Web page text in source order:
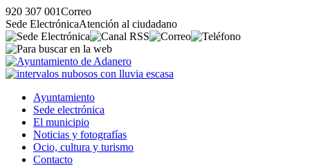
920 307 001Correo
Sede ElectrónicaAtención al ciudadano
Ayuntamiento
Sede electrónica
El municipio
Noticias y fotografías
Ocio, cultura y turismo
Contacto